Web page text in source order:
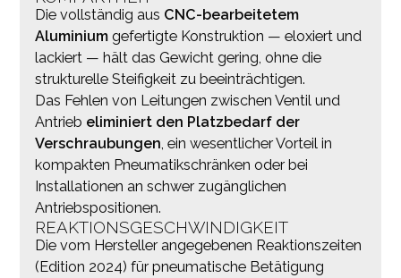
Die vollständig aus CNC-bearbeitetem
Aluminiumgefertigte Konstruktion — eloxiert und
lackiert — hält das Gewicht gering, ohne die
strukturelle Steifigkeit zu beeinträchtigen.
Das Fehlen von Leitungen zwischen Ventil und
Antrieb eliminiert den Platzbedarf der
Verschraubungen, ein wesentlicher Vorteil in
kompakten Pneumatikschränken oder bei
Installationen an schwer zugänglichen
Antriebspositionen.
REAKTIONSGESCHWINDIGKEIT
Die vom Hersteller angegebenen Reaktionszeiten
(Edition 2024) für pneumatische Betätigung